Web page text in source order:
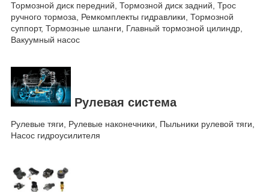
Тормозной диск передний, Тормозной диск задний, Трос
ручного тормоза, Ремкомплекты гидравлики, Тормозной
суппорт, Тормозные шланги, Главный тормозной цилиндр,
Вакуумный насос
Рулевая система
Рулевые тяги, Рулевые наконечники, Пыльники рулевой тяги,
Насос гидроусилителя